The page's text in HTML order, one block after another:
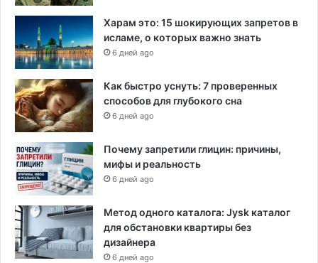
Харам это: 15 шокирующих запретов в
исламе, о которых важно знать
6 дней ago
Как быстро уснуть: 7 проверенных
способов для глубокого сна
6 дней ago
Почему запретили глицин: причины,
мифы и реальность
6 дней ago
Метод одного каталога: Jysk каталог
для обстановки квартиры без
дизайнера
6 дней ago